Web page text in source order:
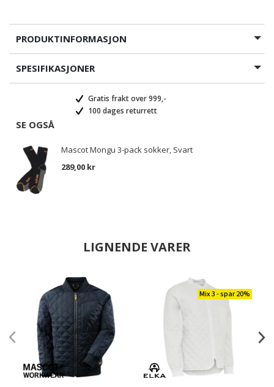
PRODUKTINFORMASJON
SPESIFIKASJONER
Gratis frakt over 999,-
100 dages returrett
SE OGSÅ
Mascot Mongu 3-pack sokker, Svart
289,00 kr
LIGNENDE VARER
Mix 3 - spar 20%